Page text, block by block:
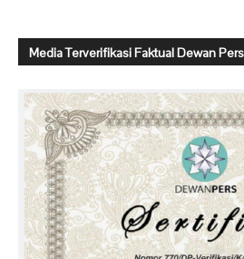
Media Terverifikasi Faktual Dewan Pers